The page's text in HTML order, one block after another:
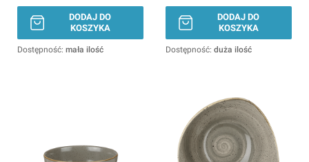
DODAJ DO
KOSZYKA
Dostępność: mała ilość
DODAJ DO
KOSZYKA
Dostępność: duża ilość